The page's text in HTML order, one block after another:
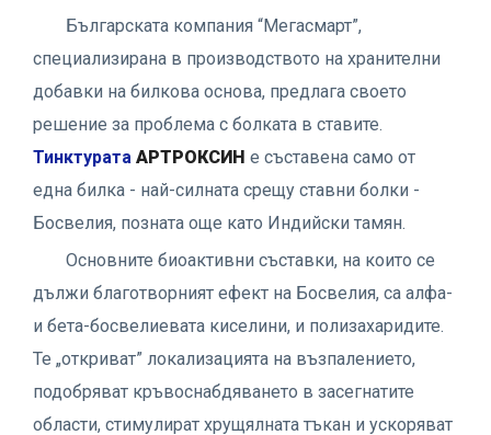
Българската компания “Мегасмарт”,
специализирана в производството на хранителни
добавки на билкова основа, предлага своето
решение за проблема с болката в ставите.
Тинктурата АРТРОКСИН е съставена само от
една билка - най-силната срещу ставни болки -
Босвелия, позната още като Индийски тамян.
Основните биоактивни съставки, на които се
дължи благотворният ефект на Босвелия, са алфа-
и бета-босвелиевата киселини, и полизахаридите.
Те „откриват” локализацията на възпалението,
подобряват кръвоснабдяването в засегнатите
области, стимулират хрущялната тъкан и ускоряват